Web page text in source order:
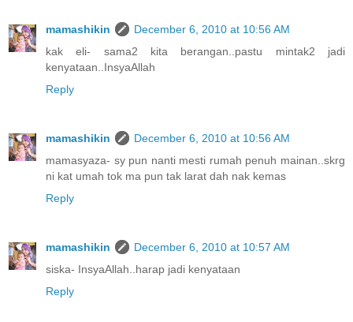
mamashikin
December 6, 2010 at 10:56 AM
kak eli- sama2 kita berangan..pastu mintak2 jadi
kenyataan..InsyaAllah
Reply
mamashikin
December 6, 2010 at 10:56 AM
mamasyaza- sy pun nanti mesti rumah penuh mainan..skrg
ni kat umah tok ma pun tak larat dah nak kemas
Reply
mamashikin
December 6, 2010 at 10:57 AM
siska- InsyaAllah..harap jadi kenyataan
Reply